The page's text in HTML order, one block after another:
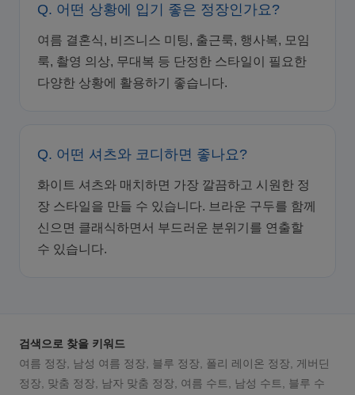
Q. 어떤 상황에 입기 좋은 정장인가요?
여름 결혼식, 비즈니스 미팅, 출근룩, 행사복, 모임
룩, 촬영 의상, 무대복 등 단정한 스타일이 필요한
다양한 상황에 활용하기 좋습니다.
Q. 어떤 셔츠와 코디하면 좋나요?
화이트 셔츠와 매치하면 가장 깔끔하고 시원한 정
장 스타일을 만들 수 있습니다. 브라운 구두를 함께
신으면 클래식하면서 부드러운 분위기를 연출할
수 있습니다.
검색으로 찾을 키워드
여름 정장, 남성 여름 정장, 블루 정장, 폴리 레이온 정장, 게버딘
정장, 맞춤 정장, 남자 맞춤 정장, 여름 수트, 남성 수트, 블루 수